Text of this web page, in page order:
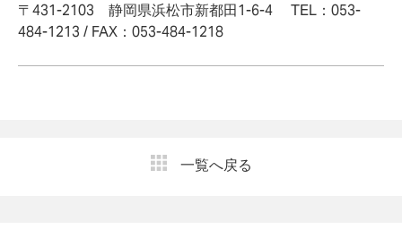
〒431-2103 静岡県浜松市新都田1-6-4 TEL：053-
484-1213 / FAX：053-484-1218
一覧へ戻る